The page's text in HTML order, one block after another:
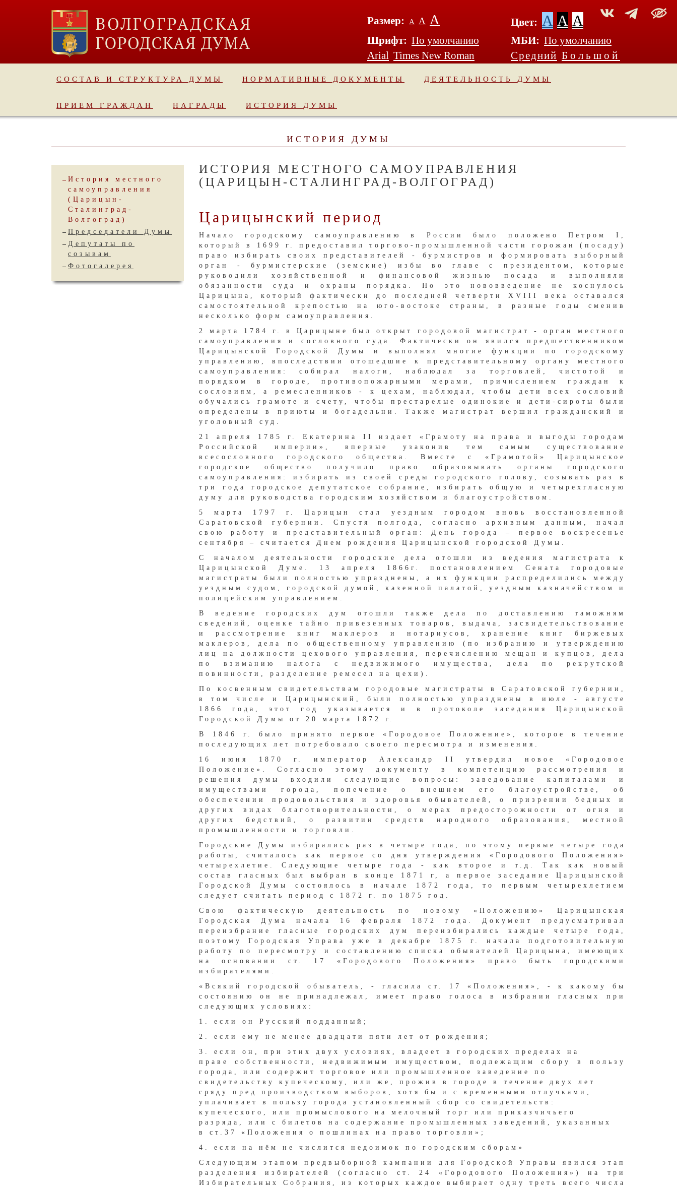
Размер: А А А Цвет: A A A
Шрифт: По умолчанию
Arial Times New Roman
МБИ: По умолчанию
Средний Большой
СОСТАВ И СТРУКТУРА ДУМЫ НОРМАТИВНЫЕ ДОКУМЕНТЫ ДЕЯТЕЛЬНОСТЬ ДУМЫ
ПРИЕМ ГРАЖДАН НАГРАДЫ ИСТОРИЯ ДУМЫ
ИСТОРИЯ ДУМЫ
История местного
самоуправления
(Царицын-
Сталинград-
Волгоград)
Председатели Думы
Депутаты по
созывам
Фотогалерея
ИСТОРИЯ МЕСТНОГО САМОУПРАВЛЕНИЯ
(ЦАРИЦЫН-СТАЛИНГРАД-ВОЛГОГРАД)
Царицынский период
Начало городскому самоуправлению в России было положено Петром I,
который в 1699 г. предоставил торгово-промышленной части горожан (посаду)
право избирать своих представителей - бурмистров и формировать выборный
орган - бурмистерские (земские) избы во главе с президентом, которые
руководили хозяйственной и финансовой жизнью посада и выполняли
обязанности суда и охраны порядка. Но это нововведение не коснулось
Царицына, который фактически до последней четверти XVIII века оставался
самостоятельной крепостью на юго-востоке страны, в разные годы сменив
несколько форм самоуправления.
2 марта 1784 г. в Царицыне был открыт городовой магистрат - орган местного
самоуправления и сословного суда. Фактически он явился предшественником
Царицынской Городской Думы и выполнял многие функции по городскому
управлению, впоследствии отошедшие к представительному органу местного
самоуправления: собирал налоги, наблюдал за торговлей, чистотой и
порядком в городе, противопожарными мерами, причислением граждан к
сословиям, а ремесленников - к цехам, наблюдал, чтобы дети всех сословий
обучались грамоте и счету, чтобы престарелые одинокие и дети-сироты были
определены в приюты и богадельни. Также магистрат вершил гражданский и
уголовный суд.
21 апреля 1785 г. Екатерина II издает «Грамоту на права и выгоды городам
Российской империи», впервые узаконив тем самым существование
всесословного городского общества. Вместе с «Грамотой» Царицынское
городское общество получило право образовывать органы городского
самоуправления: избирать из своей среды городского голову, созывать раз в
три года городское депутатское собрание, избирать общую и четырехгласную
думу для руководства городским хозяйством и благоустройством.
5 марта 1797 г. Царицын стал уездным городом вновь восстановленной
Саратовской губернии. Спустя полгода, согласно архивным данным, начал
свою работу и представительный орган: День города – первое воскресенье
сентября – считается Днем рождения Царицынской городской Думы.
С началом деятельности городские дела отошли из ведения магистрата к
Царицынской Думе. 13 апреля 1866г. постановлением Сената городовые
магистраты были полностью упразднены, а их функции распределились между
уездным судом, городской думой, казенной палатой, уездным казначейством и
полицейским управлением.
В ведение городских дум отошли также дела по доставлению таможням
сведений, оценке тайно привезенных товаров, выдача, засвидетельствование
и рассмотрение книг маклеров и нотариусов, хранение книг биржевых
маклеров, дела по общественному управлению (по избранию и утверждению
лиц на должности цехового управления, перечислению мещан и купцов, дела
по взиманию налога с недвижимого имущества, дела по рекрутской
повинности, разделение ремесел на цехи).
По косвенным свидетельствам городовые магистраты в Саратовской губернии,
в том числе и Царицынский, были полностью упразднены в июле - августе
1866 года, этот год указывается и в протоколе заседания Царицынской
Городской Думы от 20 марта 1872 г.
В 1846 г. было принято первое «Городовое Положение», которое в течение
последующих лет потребовало своего пересмотра и изменения.
16 июня 1870 г. император Александр II утвердил новое «Городовое
Положение». Согласно этому документу в компетенцию рассмотрения и
решения думы входили следующие вопросы: заведование капиталами и
имуществами города, попечение о внешнем его благоустройстве, об
обеспечении продовольствия и здоровья обывателей, о призрении бедных и
других видах благотворительности, о мерах предосторожности от огня и
других бедствий, о развитии средств народного образования, местной
промышленности и торговли.
Городские Думы избирались раз в четыре года, по этому первые четыре года
работы, считалось как первое со дня утверждения «Городового Положения»
четырехлетие. Следующие четыре года - как второе и т.д. Так как новый
состав гласных был выбран в конце 1871 г, а первое заседание Царицынской
Городской Думы состоялось в начале 1872 года, то первым четырехлетием
следует считать период с 1872 г. по 1875 год.
Свою фактическую деятельность по новому «Положению» Царицынская
Городская Дума начала 16 февраля 1872 года. Документ предусматривал
переизбрание гласные городских дум переизбирались каждые четыре года,
поэтому Городская Управа уже в декабре 1875 г. начала подготовительную
работу по пересмотру и составлению списка обывателей Царицына, имеющих
на основании ст. 17 «Городового Положения» право быть городскими
избирателями.
«Всякий городской обыватель, - гласила ст. 17 «Положения», - к какому бы
состоянию он не принадлежал, имеет право голоса в избрании гласных при
следующих условиях:
1. если он Русский подданный;
2. если ему не менее двадцати пяти лет от рождения;
3. если он, при этих двух условиях, владеет в городских пределах на
праве собственности, недвижимым имуществом, подлежащим сбору в пользу
города, или содержит торговое или промышленное заведение по
свидетельству купеческому, или же, прожив в городе в течение двух лет
сряду пред производством выборов, хотя бы и с временными отлучками,
уплачивает в пользу города установленный сбор со свидетельств:
купеческого, или промыслового на мелочный торг или приказчичьего
разряда, или с билетов на содержание промышленных заведений, указанных
в ст.37 «Положения о пошлинах на право торговли»;
4. если на нём не числится недоимок по городским сборам»
Следующим этапом предвыборной кампании для Городской Управы явился этап
разделения избирателей (согласно ст. 24 «Городового Положения») на три
Избирательных Собрания, из которых каждое выбирает одну треть всего числа